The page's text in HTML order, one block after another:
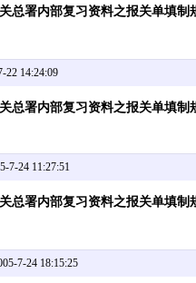
总署内部复习资料之报关单填制
22 14:24:09
总署内部复习资料之报关单填制
7-24 11:27:51
总署内部复习资料之报关单填制
7-24 18:15:25